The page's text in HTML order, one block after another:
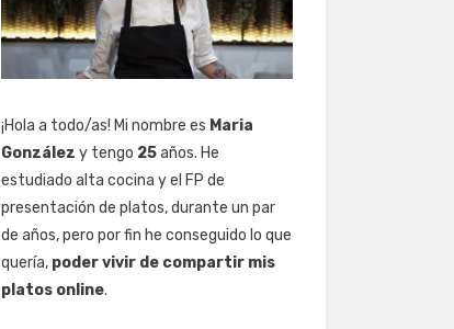
¡Hola a todo/as! Mi nombre es Maria
González y tengo 25años. He
estudiado alta cocina y el FP de
presentación de platos, durante un par
de años, pero por fin he conseguido lo que
quería, poder vivir de compartir mis
platos online.